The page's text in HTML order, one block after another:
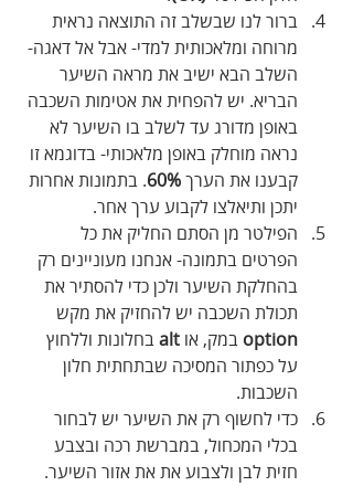
ברור לנו שבשלב זה התוצאה נראית
מרוחה ומלאכותית למדי- אבל אל דאגה-
השלב הבא ישיב את מראה השיער
הבריא. יש להפחית את אטימות השכבה
באופן מדורג עד לשלב בו השיער לא
נראה מוחלק באופן מלאכותי- בדוגמא זו
קבענו את הערך 60%. בתמונות אחרות
יתכן ותיאלצו לקבוע ערך אחר.
הפילטר מן הסתם החליק את כל
הפרטים בתמונה- אנחנו מעוניינים רק
בהחלקת השיער ולכן כדי להסתיר את
תכולת השכבה יש להחזיק את מקש
option במק, או alt בחלונות וללחוץ
על כפתור המסיכה שבתחתית חלון
השכבות.
כדי לחשוף רק את השיער יש לבחור
בכלי המכחול, במברשת רכה ובצבע
חזית לבן ולצבוע את את אזור השיער.